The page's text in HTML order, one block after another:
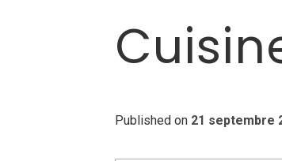
Published on 21 septembre